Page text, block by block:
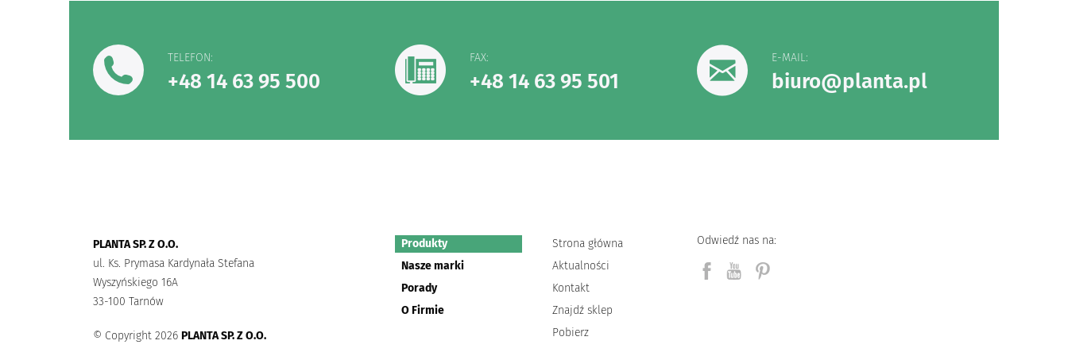
TELEFON:
+48 14 63 95 500
FAX:
+48 14 63 95 501
E-MAIL:
biuro@planta.pl
PLANTA SP. Z O.O.
ul. Ks. Prymasa Kardynała Stefana
Wyszyńskiego 16A
33-100 Tarnów
© Copyright 2026 PLANTA SP. Z O.O.
Produkty
Nasze marki
Porady
O Firmie
Strona główna
Aktualności
Kontakt
Znajdź sklep
Pobierz
Odwiedź nas na: